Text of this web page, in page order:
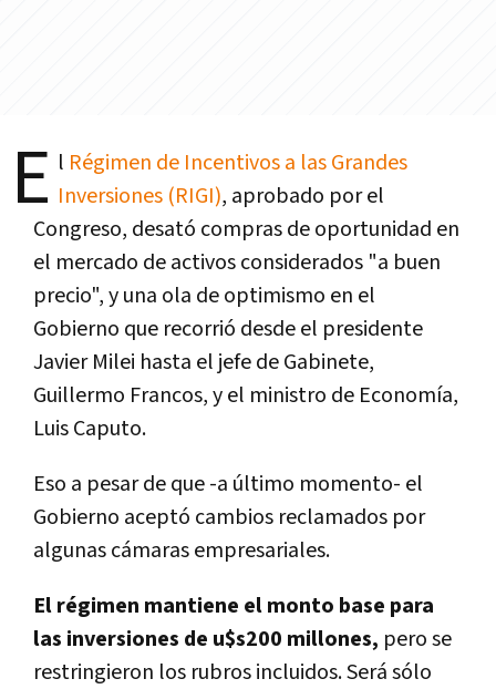
E l Régimen de Incentivos a las Grandes
Inversiones (RIGI), aprobado por el
Congreso, desató compras de oportunidad en
el mercado de activos considerados "a buen
precio", y una ola de optimismo en el
Gobierno que recorrió desde el presidente
Javier Milei hasta el jefe de Gabinete,
Guillermo Francos, y el ministro de Economía,
Luis Caputo.
Eso a pesar de que -a último momento- el
Gobierno aceptó cambios reclamados por
algunas cámaras empresariales.
El régimen mantiene el monto base para
las inversiones de u$s200 millones, pero se
restringieron los rubros incluidos. Será sólo